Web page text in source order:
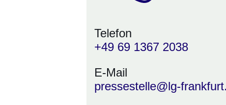
Telefon
+49 69 1367 2038
E-Mail
pressestelle@lg-